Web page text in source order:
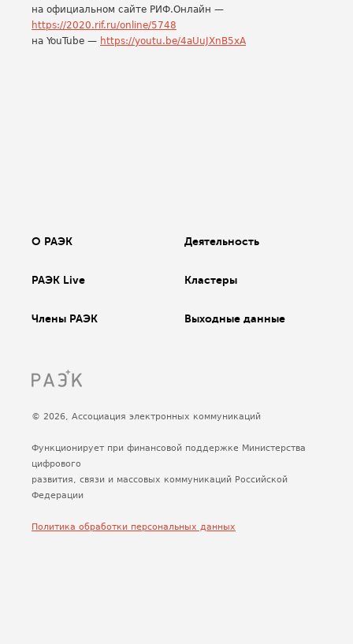
на официальном сайте РИФ.Онлайн —
https://2020.rif.ru/online/5748
на YouTube — https://youtu.be/4aUuJXnB5xA
О РАЭК Деятельность
РАЭК Live Кластеры
Члены РАЭК Выходные данные
© 2026, Ассоциация электронных коммуникаций
Функционирует при финансовой поддержке Министерства
цифрового
развития, связи и массовых коммуникаций Российской
Федерации
Политика обработки персональных данных